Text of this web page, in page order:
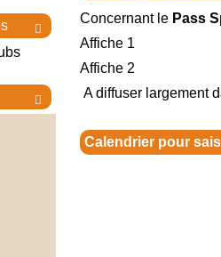


Concernant le Pass
Affiche 1
Affiche 2
A diffuser largement
Calendrier pour